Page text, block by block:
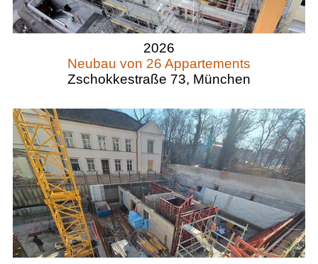
2026
Neubau von 26 Appartements
Zschokkestraße 73, München